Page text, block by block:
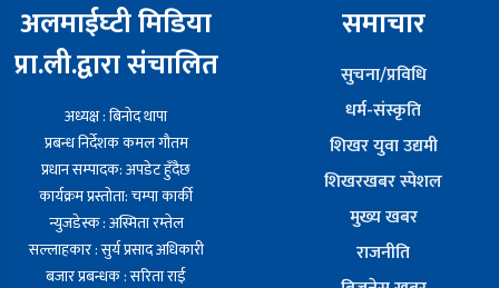
अलमाईघ्टी मिडिया
प्रा.ली.द्वारा संचालित
अध्यक्ष : बिनोद थापा
प्रबन्ध निर्देशक कमल गौतम
प्रधान सम्पादक: अपडेट हुँदैछ
कार्यक्रम प्रस्तोता: चम्पा कार्की
न्युजडेस्क : अस्मिता रम्तेल
सल्लाहकार : सुर्य प्रसाद अधिकारी
बजार प्रबन्धक : सरिता राई
समाचार
सुचना/प्रविधि
धर्म-संस्कृति
शिखर युवा उद्यमी
शिखरखबर स्पेशल
मुख्य खबर
राजनीति